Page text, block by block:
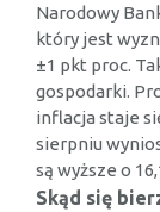
Narodowy
który jest
±1 pkt proc.
gospodarki.
inflacja staje
sierpniu
są wyższe o
Skąd się